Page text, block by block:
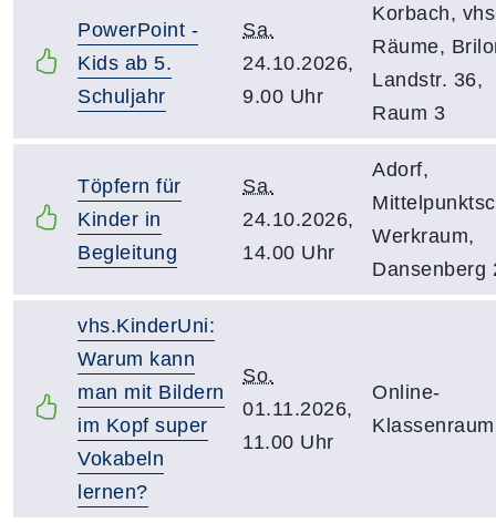
PowerPoint -
Kids ab 5.
Schuljahr
Sa.
24.10.2026,
9.00 Uhr
Korbach,
Räume,
Landstr. 36,
Raum 3
Töpfern für
Kinder in
Begleitung
Sa.
24.10.2026,
14.00 Uhr
Adorf,
Werkraum,
Dansenberg
vhs.KinderUni:
Warum kann
man mit Bildern
im Kopf super
Vokabeln
lernen?
So.
01.11.2026,
11.00 Uhr
Online-
Klassenraum